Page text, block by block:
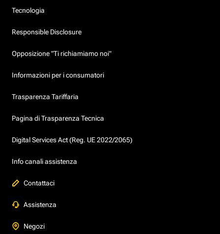
Tecnologia
Responsible Disclosure
Opposizione "Ti richiamiamo noi"
Informazioni per i consumatori
Trasparenza Tariffaria
Pagina di Trasparenza Tecnica
Digital Services Act (Reg. UE 2022/2065)
Info canali assistenza
Contattaci
Assistenza
Negozi